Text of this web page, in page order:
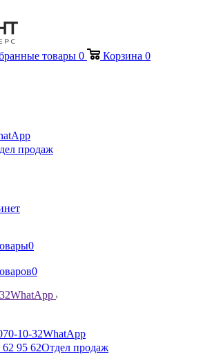
товары 0 Корзина 0
продаж
0
0
WhatApp
10-32WhatApp
95 62Отдел продаж